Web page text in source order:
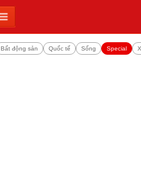
Bất động sản Quốc tế Sống Special